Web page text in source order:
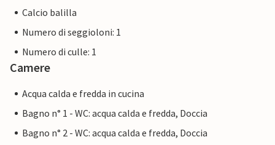
Calcio balilla
Numero di seggioloni: 1
Numero di culle: 1
Camere
Acqua calda e fredda in cucina
Bagno n° 1 - WC: acqua calda e fredda, Doccia
Bagno n° 2 - WC: acqua calda e fredda, Doccia